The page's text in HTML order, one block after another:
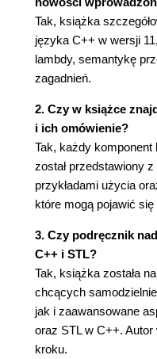
3.1.13. Klasy
3.1.14. Nowe
3.2. Starsze
3.2.1. Jawna
3.2.2.
4. Pojęcia ogólne (65)
4.1. Przestrzeń
4.2. Pliki
4.3. Obsługa
4.3.1.
4.3.2.
4.3.3.
klasy
4.3.4.
4.3.5.
Tak, książka
języka C++ w wersji
lambdy, semantykę
zagadnień.
2. Czy w książce
i ich omówienie?
Tak, każdy komponent
został przedstawiony
przykładami użycia
które mogą pojawić
3. Czy podręcznik
C++ i STL?
Tak, książka została
chcących
jak i zaawansowane
oraz STL w C++.
kroku.